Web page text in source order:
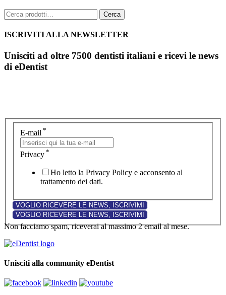
Cerca: Cerca
ISCRIVITI ALLA NEWSLETTER
Unisciti ad oltre 7500 dentisti italiani e ricevi le news
di eDentist
E-mail *
Privacy *
Ho letto la Privacy Policy e acconsento al
trattamento dei dati.
Non facciamo spam, riceverai al massimo 2 email al mese.
Unisciti alla community eDentist